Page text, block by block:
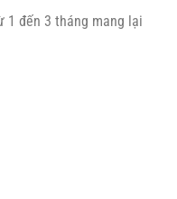
1 đến 3 tháng mang lại